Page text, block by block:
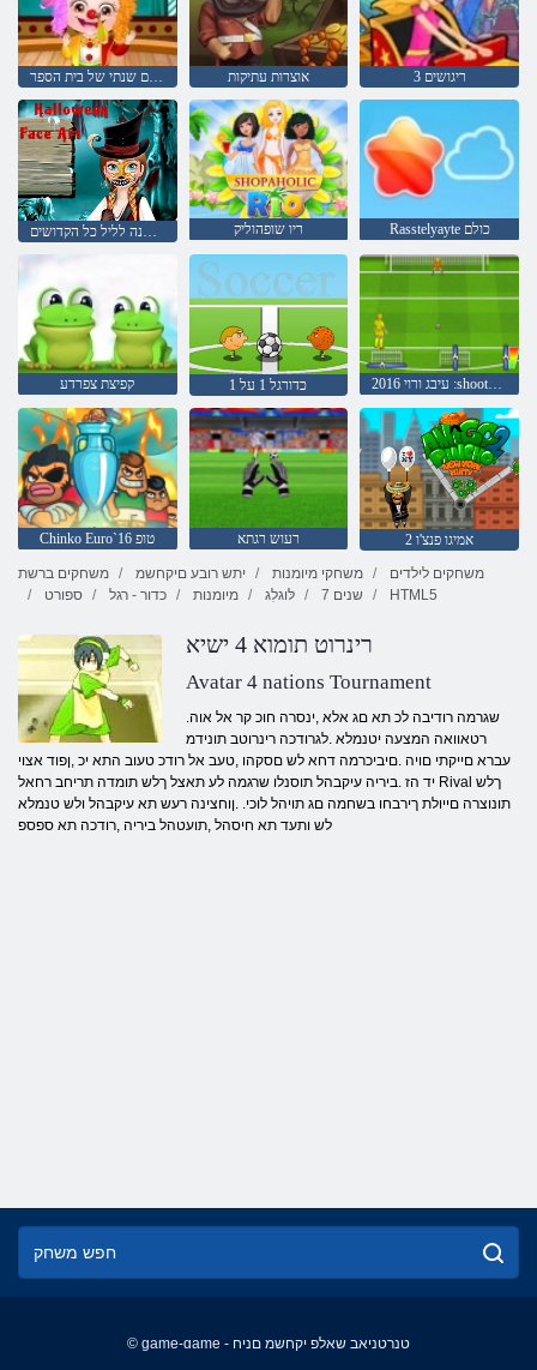
אוצרות עתיקות ריגושים 3
ריו שופהוליק Rasstelyayte כולם
קפיצת צפרדע כדורגל 1 על 1 2016 עיבג ורוי :shootout שנוע
Chinko Euro`16 טופ רעוש רגתא
אמיגו פנצ'ו 2
משחקים ברשת
יתש רובע םיקחשמ משחקי מיומנות
משחקים לילדים
ספורט
כדור - רגל מיומנות לּוגלִג 7 שנים HTML5
רינרוט תומוא 4 ישיא
Avatar 4 nations Tournament
.שגרמה רודיבה לכ תא םג אלא ,ינסרה חוכ קר אל אוה
רטאוואה המצעה יטנמלא .לגרודכה רינרוטב תונידמ
עברא םייקתי םויה .םיביכרמה דחא לש םסקהו ,טעב אל רודכ טעוב התא יכ ,ןפוד אצוי
יד הז .ביריה עיקבהל תוסנלו שרגמה לע תאצל ךלש תומדה תריחב רחאל Rival ךלש
תונוצרה םייולת ךירבחו בשחמה םג תויהל לוכי. .ןוחצינה רעש תא עיקבהל ולש טנמלא
לש ותעד תא חיסהל ,תועטהל ביריה ,רודכה תא ספספ
© game-game - טנרטניאב שאלפ יקחשמ םניח